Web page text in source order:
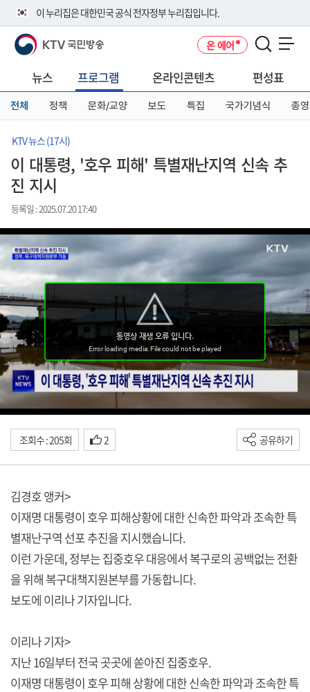
이 누리집은 대한민국 공식 전자정부 누리집입니다.
공식 누리집 주소 확인하기
니다.
이밖에 or.kr 또는 .kr등 다른 도메인 주소를 사용하고 있다면 아래 URL에
서 도메인 주소를 확인해 보세요
KTV 국민방송 온 에어
뉴스 프로그램 온라인콘텐츠 편성표
전체 정책 문화/교양 보도 특집 국가기념식 종영
KTV 뉴스 (17시)
이 대통령, '호우 피해' 특별재난지역 신속 추
진 지시
등록일 : 2025.07.20 17:40
조회수 : 205회 2 공유하기
김경호 앵커>
이재명 대통령이 호우 피해상황에 대한 신속한 파악과 조속한 특
별재난구역 선포 추진을 지시했습니다.
이런 가운데, 정부는 집중호우 대응에서 복구로의 공백없는 전환
을 위해 복구대책지원본부를 가동합니다.
보도에 이리나 기자입니다.
이리나 기자>
지난 16일부터 전국 곳곳에 쏟아진 집중호우.
이재명 대통령이 호우 피해 상황에 대한 신속한 파악과 조속한 특